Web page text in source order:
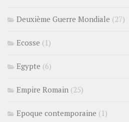
Deuxième Guerre Mondiale (27)
Ecosse (1)
Egypte (6)
Empire Romain (25)
Epoque contemporaine (1)